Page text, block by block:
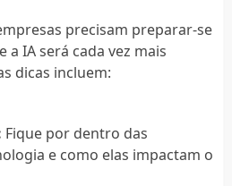
precisam preparar-se
IA será cada vez mais
dicas incluem:
Fique por dentro das
e como elas impactam o